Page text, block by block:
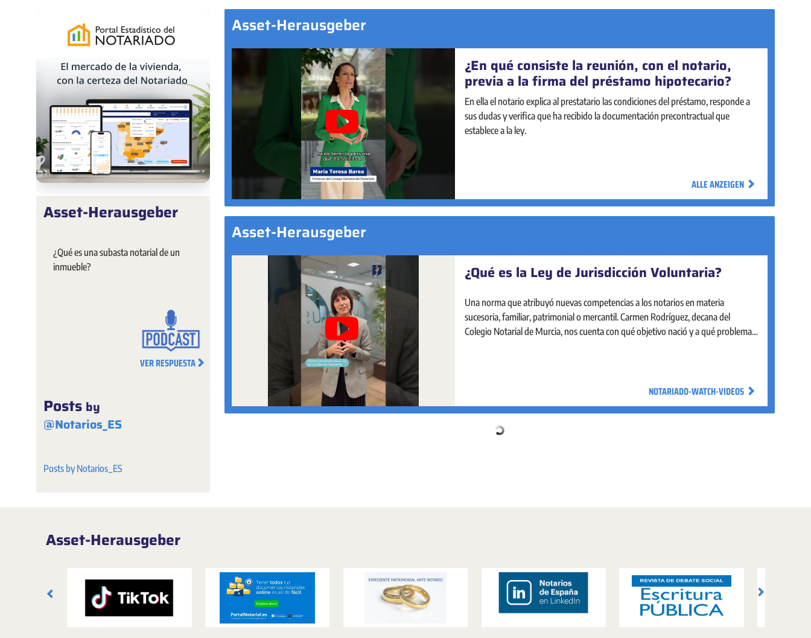
Asset-Herausgeber
¿Qué es una subasta notarial de un
inmueble?
VER RESPUESTA
Posts by
@Notarios_ES
Posts by Notarios_ES
Asset-Herausgeber
¿En qué consiste la reunión, con el notario,
previa a la firma del préstamo hipotecario?
En ella el notario explica al prestatario las condiciones del préstamo, responde a
sus dudas y verifica que ha recibido la documentación precontractual que
establece a la ley.
ALLE ANZEIGEN
¿Se pueden otorgar actos societarios online?
Sí. Desde 2023, la mayoría de actos societarios pueden realizarse online, en la
Sede Electrónica Notarial, de forma ágil y accesible, con la misma seguridad que
de manera presencial en la notaría. La intervención notarial garantiza la legalidad
y la seguridad jurídica de los actos mercantiles que realizan pequeñas y medianas
ALLE ANZEIGEN
Asset-Herausgeber
¿Qué es la Ley de Jurisdicción Voluntaria?
Una norma que atribuyó nuevas competencias a los notarios en materia
sucesoria, familiar, patrimonial o mercantil. Carmen Rodríguez, decana del
Colegio Notarial de Murcia, nos cuenta con qué objetivo nació y a qué problemas
NOTARIADO-WATCH-VIDEOS
Portal Estadístico del Notariado
El Portal Estadístico del Notariado está diseñado para facilitar la consulta y el
análisis del mercado inmobiliario en nuestro país. Cuenta con un mapa de fácil
navegación, visual e interactivo para explorar y obtener los principales
NOTARIADO-WATCH-VIDEOS
Asset-Herausgeber